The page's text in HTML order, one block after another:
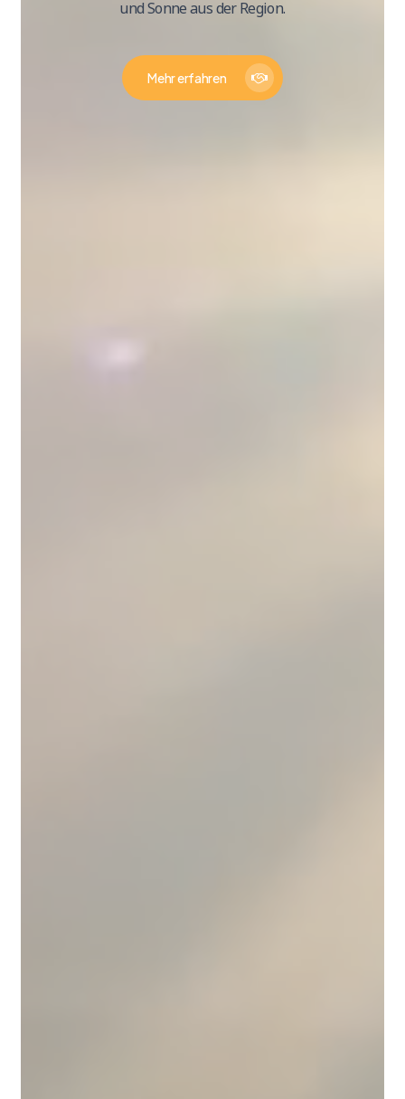
undSonneausderRegion.
Mehr erfahren